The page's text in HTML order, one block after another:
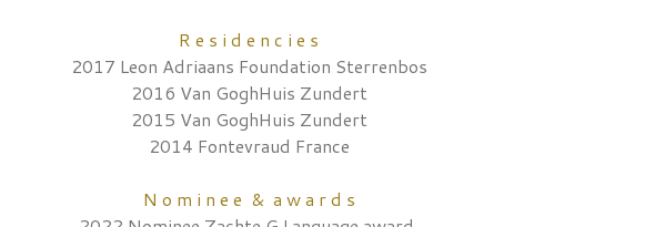
R e s i d e n c i e s
2017 Leon Adriaans Foundation Sterrenbos
2016 Van GoghHuis Zundert
2015 Van GoghHuis Zundert
2014 Fontevraud France
N o m i n e e & a w a r d s